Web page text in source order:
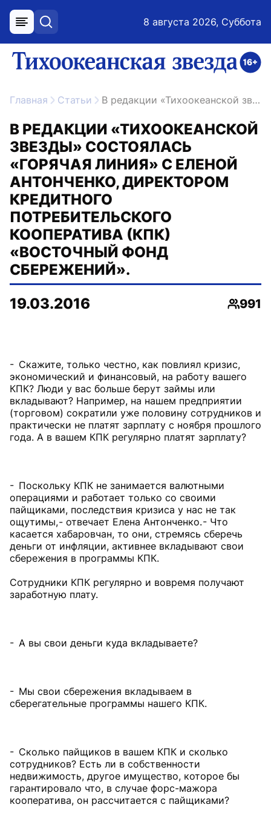
меню поиск 8 августа 2026, Суббота
ссылка на главную
Главная Статьи В редакции «Тихоокеанской звезды» состоялась «горячая линия» с Еленой Антонченко, директором кредитного потребительского кооператива (КПК) «Восточный Фонд Сбережений».
В РЕДАКЦИИ «ТИХООКЕАНСКОЙ
ЗВЕЗДЫ» СОСТОЯЛАСЬ
«ГОРЯЧАЯ ЛИНИЯ» С ЕЛЕНОЙ
АНТОНЧЕНКО, ДИРЕКТОРОМ
КРЕДИТНОГО
ПОТРЕБИТЕЛЬСКОГО
КООПЕРАТИВА (КПК)
«ВОСТОЧНЫЙ ФОНД
СБЕРЕЖЕНИЙ».
19.03.2016
991
- Скажите, только честно, как повлиял кризис,
экономический и финансовый, на работу вашего
КПК? Люди у вас больше берут займы или
вкладывают? Например, на нашем предприятии
(торговом) сократили уже половину сотрудников и
практически не платят зарплату с ноября прошлого
года. А в вашем КПК регулярно платят зарплату?
- Поскольку КПК не занимается валютными
операциями и работает только со своими
пайщиками, последствия кризиса у нас не так
ощутимы, - отвечает Елена Антонченко. - Что
касается хабаровчан, то они, стремясь сберечь
деньги от инфляции, активнее вкладывают свои
сбережения в программы КПК.
Сотрудники КПК регулярно и вовремя получают
заработную плату.
- А вы свои деньги куда вкладываете?
- Мы свои сбережения вкладываем в
сберегательные программы нашего КПК.
- Сколько пайщиков в вашем КПК и сколько
сотрудников? Есть ли в собственности
недвижимость, другое имущество, которое бы
гарантировало что, в случае форс-мажора
кооператива, он рассчитается с пайщиками?